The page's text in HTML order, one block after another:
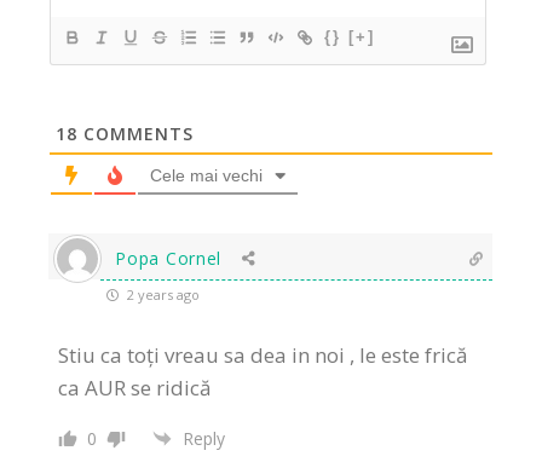
{} [+]
18 COMMENTS
Cele mai vechi
Popa Cornel
2 years ago
Stiu ca toți vreau sa dea in noi , le este frică
ca AUR se ridică
0 Reply